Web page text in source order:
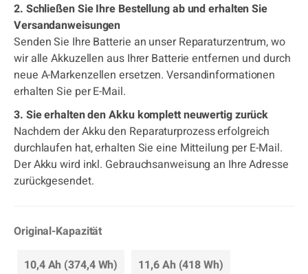
2. Schließen Sie Ihre Bestellung ab und erhalten Sie
Versandanweisungen
Senden Sie Ihre Batterie an unser Reparaturzentrum, wo
wir alle Akkuzellen aus Ihrer Batterie entfernen und durch
neue A-Markenzellen ersetzen. Versandinformationen
erhalten Sie per E-Mail.
3. Sie erhalten den Akku komplett neuwertig zurück
Nachdem der Akku den Reparaturprozess erfolgreich
durchlaufen hat, erhalten Sie eine Mitteilung per E-Mail.
Der Akku wird inkl. Gebrauchsanweisung an Ihre Adresse
zurückgesendet.
Original-Kapazität
10,4 Ah (374,4 Wh) 11,6 Ah (418 Wh)